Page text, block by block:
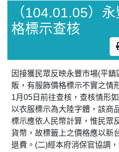
（104.01.05）
格標示查核
因接獲民眾反映永豐市場(平
販，有服飾價格標示不實之情
1月05日前往查核，查核情形
以衣服標示為大陸字體，該商
標示應依人民幣計算，惟民眾
貨幣，故標籤上之價格應以新
退費。(二)經本府消保官協調